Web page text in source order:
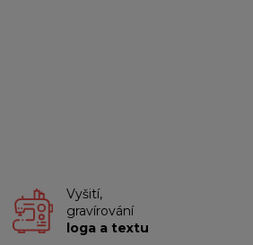
Vyšití,
gravírování
loga a textu